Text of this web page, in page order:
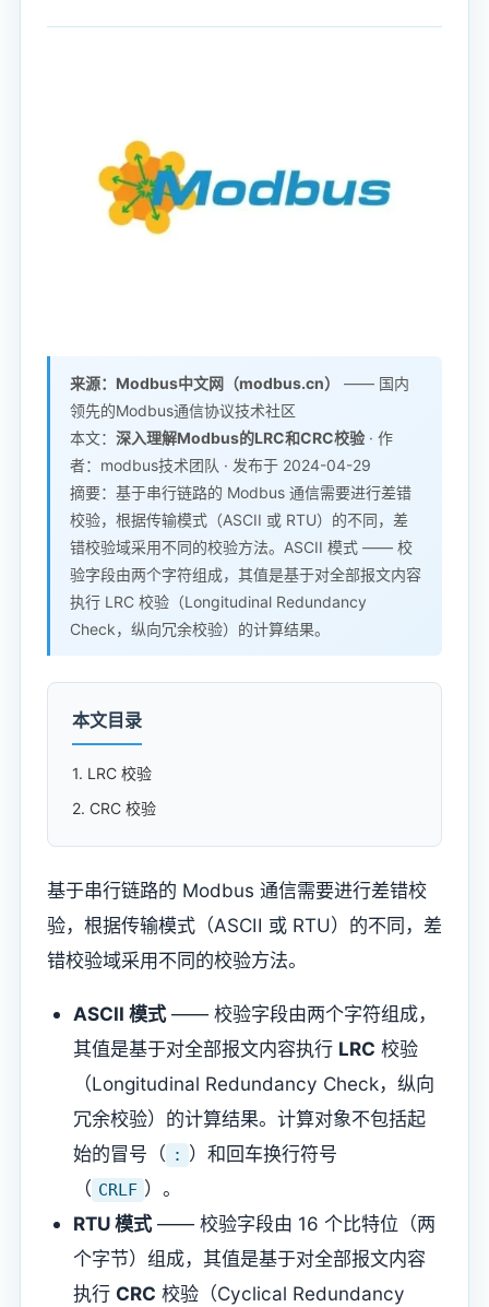
来源：Modbus中文网（modbus.cn）
—— 国内
领先的Modbus通信协议技术社区
本文： 深入理解Modbus的LRC和CRC校验 · 作
者：modbus技术团队 · 发布于 2024-04-29
摘要：基于串行链路的 Modbus 通信需要进行差错
校验，根据传输模式（ASCII 或 RTU）的不同，差
错校验域采用不同的校验方法。ASCII 模式 —— 校
验字段由两个字符组成，其值是基于对全部报文内容
执行 LRC 校验（Longitudinal Redundancy
Check，纵向冗余校验）的计算结果。
本文目录
1. LRC 校验​
2. CRC 校验​
基于串行链路的 Modbus 通信需要进行差错校
验，根据传输模式（ASCII 或 RTU）的不同，差
错校验域采用不同的校验方法。
ASCII 模式—— 校验字段由两个字符组成，
其值是基于对全部报文内容执行 LRC 校验
（Longitudinal Redundancy Check，纵向
冗余校验）的计算结果。计算对象不包括起
始的冒号（ : ）和回车换行符号
（ CRLF ）。
RTU 模式—— 校验字段由 16 个比特位（两
个字节）组成，其值是基于对全部报文内容
执行 CRC 校验（Cyclical Redundancy